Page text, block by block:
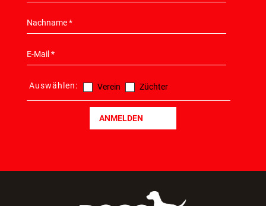
Auswählen: Verein Züchter
ANMELDEN